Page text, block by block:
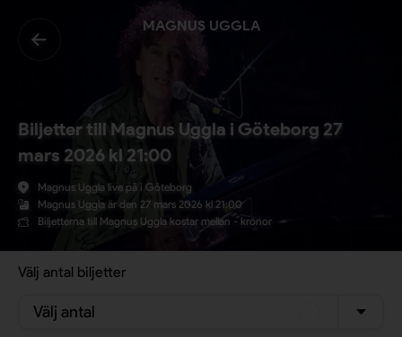
MAGNUS UGGLA
Biljetter till Magnus Uggla i Göteborg 27
mars 2026 kl 21:00
Magnus Uggla live på i Göteborg
Magnus Uggla är den 27 mars 2026 kl 21:00
Biljetterna till Magnus Uggla kostar mellan - kronor
Välj antal biljetter
Välj antal